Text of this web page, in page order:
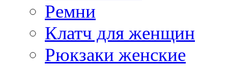
Ремни
Клатч для женщин
Рюкзаки женские